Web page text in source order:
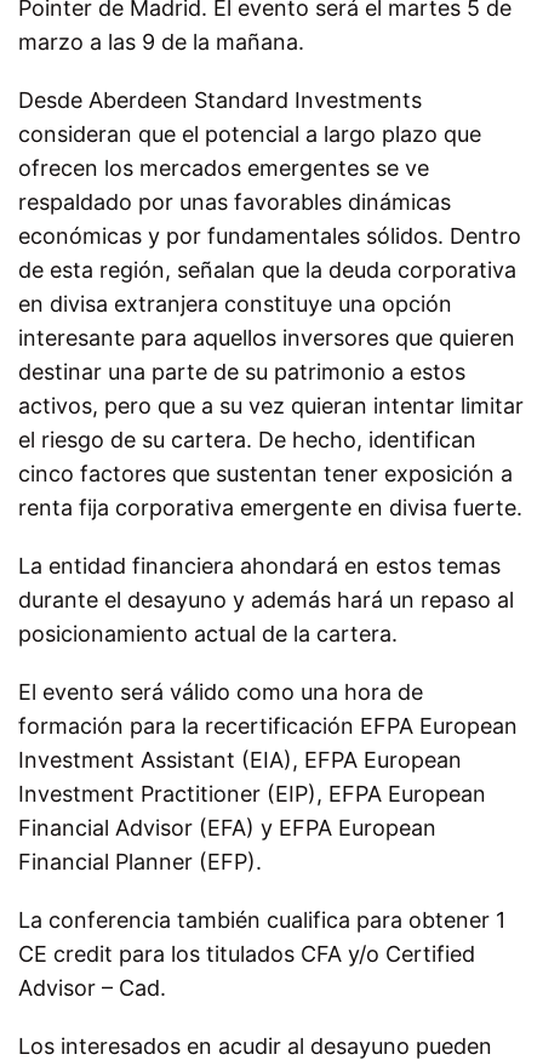
Pointer de Madrid. El evento será el martes 5 de
marzo a las 9 de la mañana.
Desde Aberdeen Standard Investments
consideran que el potencial a largo plazo que
ofrecen los mercados emergentes se ve
respaldado por unas favorables dinámicas
económicas y por fundamentales sólidos. Dentro
de esta región, señalan que la deuda corporativa
en divisa extranjera constituye una opción
interesante para aquellos inversores que quieren
destinar una parte de su patrimonio a estos
activos, pero que a su vez quieran intentar limitar
el riesgo de su cartera. De hecho, identifican
cinco factores que sustentan tener exposición a
renta fija corporativa emergente en divisa fuerte.
La entidad financiera ahondará en estos temas
durante el desayuno y además hará un repaso al
posicionamiento actual de la cartera.
El evento será válido como una hora de
formación para la recertificación EFPA European
Investment Assistant (EIA), EFPA European
Investment Practitioner (EIP), EFPA European
Financial Advisor (EFA) y EFPA European
Financial Planner (EFP).
La conferencia también cualifica para obtener 1
CE credit para los titulados CFA y/o Certified
Advisor – Cad.
Los interesados en acudir al desayuno pueden